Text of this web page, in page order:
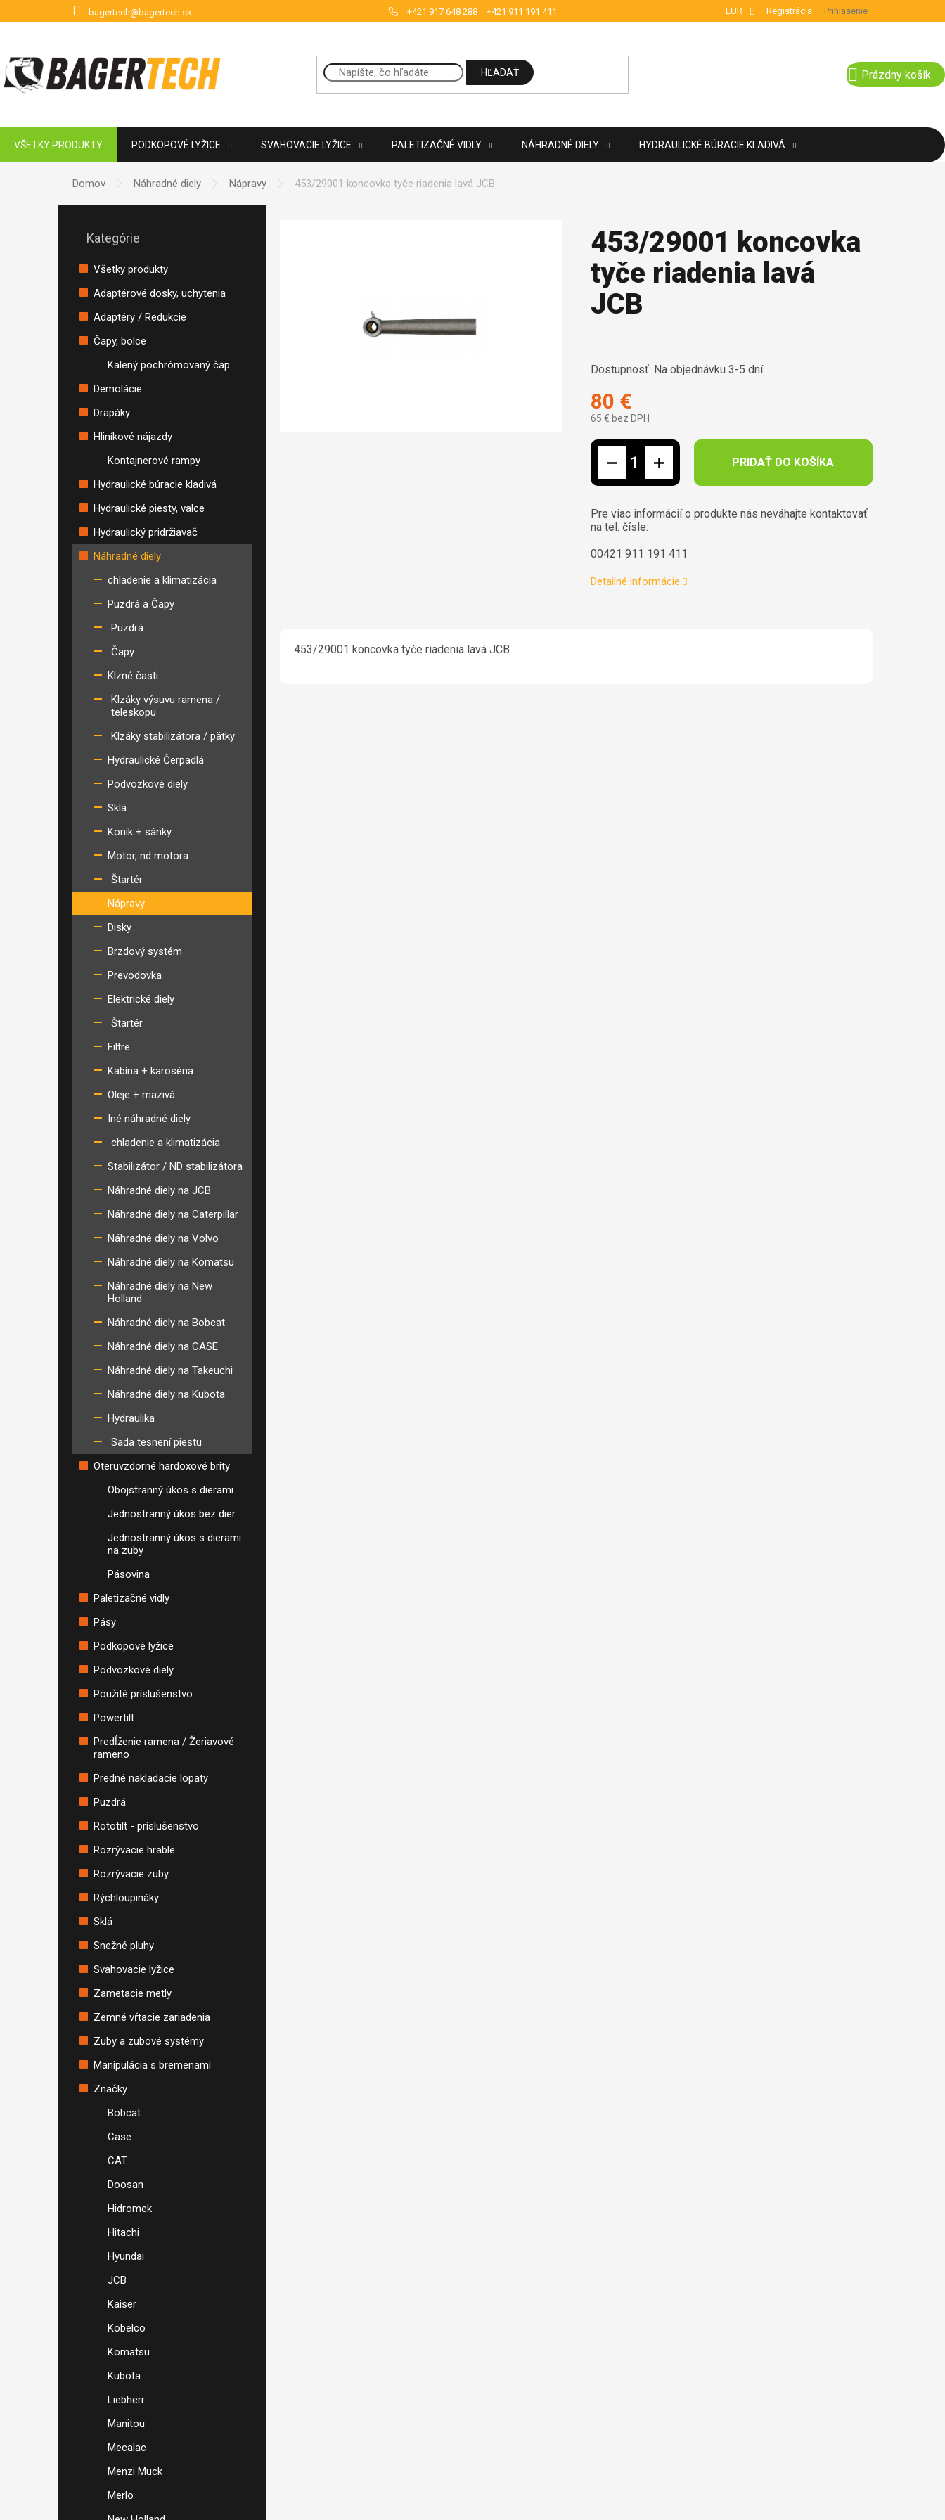
bagertech@bagertech.sk +421 917 648 288 +421 911 191 411 EUR Registrácia Prihlásenie
HĽADAŤ NÁKUPNÝ
Prázdny košík
VŠETKY PRODUKTY PODKOPOVÉ LYŽICE SVAHOVACIE LYŽICE PALETIZAČNÉ VIDLY NÁHRADNÉ DIELY HYDRAULICKÉ BÚRACIE KLADIVÁ
POUŽITÉ PRÍSLUŠENSTVO ZNAČKY
Domov Náhradné diely Nápravy 453/29001 koncovka tyče riadenia lavá JCB
Kategórie
Všetky produkty
Adaptérové dosky, uchytenia
Adaptéry / Redukcie
Čapy, bolce
Kalený pochrómovaný čap
Demolácie
Drapáky
Hliníkové nájazdy
Kontajnerové rampy
Hydraulické búracie kladivá
Hydraulické piesty, valce
Hydraulický pridržiavač
Náhradné diely
chladenie a klimatizácia
Puzdrá a Čapy
Puzdrá
Čapy
Klzné časti
Klzáky výsuvu ramena /
teleskopu
Klzáky stabilizátora / pätky
Hydraulické Čerpadlá
Podvozkové diely
Sklá
Koník + sánky
Motor, nd motora
Štartér
Nápravy
Disky
Brzdový systém
Prevodovka
Elektrické diely
Štartér
Filtre
Kabína + karoséria
Oleje + mazivá
Iné náhradné diely
chladenie a klimatizácia
Stabilizátor / ND stabilizátora
Náhradné diely na JCB
Náhradné diely na Caterpillar
Náhradné diely na Volvo
Náhradné diely na Komatsu
Náhradné diely na New
Holland
Náhradné diely na Bobcat
Náhradné diely na CASE
Náhradné diely na Takeuchi
Náhradné diely na Kubota
Hydraulika
Sada tesnení piestu
Oteruvzdorné hardoxové brity
Obojstranný úkos s dierami
Jednostranný úkos bez dier
Jednostranný úkos s dierami
na zuby
Pásovina
Paletizačné vidly
Pásy
Podkopové lyžice
Podvozkové diely
Použité príslušenstvo
Powertilt
Predĺženie ramena / Žeriavové
rameno
Predné nakladacie lopaty
Puzdrá
Rototilt - príslušenstvo
Rozrývacie hrable
Rozrývacie zuby
Rýchloupináky
Sklá
Snežné pluhy
Svahovacie lyžice
Zametacie metly
Zemné vŕtacie zariadenia
Zuby a zubové systémy
Manipulácia s bremenami
Značky
Bobcat
Case
CAT
Doosan
Hidromek
Hitachi
Hyundai
JCB
Kaiser
Kobelco
Komatsu
Kubota
Liebherr
Manitou
Mecalac
Menzi Muck
Merlo
453/29001 koncovka
tyče riadenia lavá
JCB
Dostupnosť: Na objednávku 3-5 dní
80 €
65 € bez DPH
Jednotková cena:
PRIDAŤ DO KOŠÍKA
Pre viac informácií o produkte nás neváhajte kontaktovať
na tel. čísle:
00421 911 191 411
Detailné informácie
453/29001 koncovka tyče riadenia lavá JCB